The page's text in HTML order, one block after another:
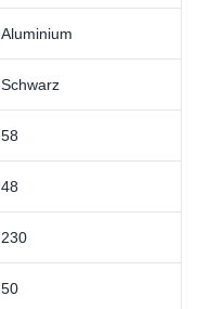
Aluminium
Schwarz
58
48
230
50